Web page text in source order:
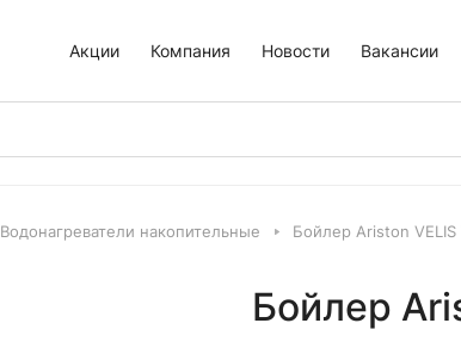
Акции Компания Новости Вакансии
Водонагреватели накопительные Бойлер Ariston VELIS
Бойлер